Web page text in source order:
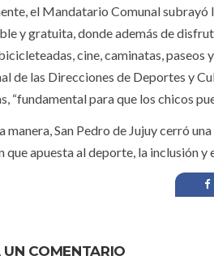
el Mandatario Comunal subrayó
y gratuita, donde además de
cine, caminatas, paseos
de las Direcciones de Deportes y
“fundamental para que los chicos
manera, San Pedro de Jujuy cerró
que apuesta al deporte, la inclusión
UN COMENTARIO